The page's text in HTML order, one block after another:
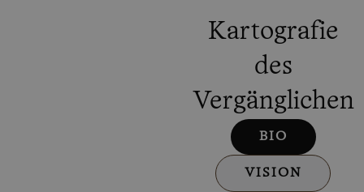
Kartografie
des
Vergänglichen
BIO
VISION